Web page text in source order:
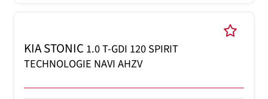
KIA STONIC 1.0 T-GDI 120 SPIRIT
TECHNOLOGIE NAVI AHZV